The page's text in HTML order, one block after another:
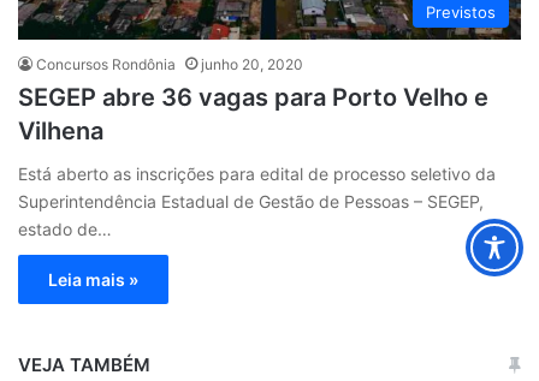
Previstos
Concursos Rondônia junho 20, 2020
SEGEP abre 36 vagas para Porto Velho e
Vilhena
Está aberto as inscrições para edital de processo seletivo da
Superintendência Estadual de Gestão de Pessoas – SEGEP,
estado de…
Leia mais »
VEJA TAMBÉM